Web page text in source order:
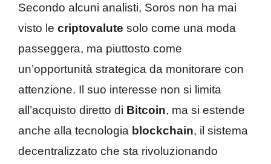
Secondo alcuni analisti, Soros non ha mai
visto le criptovalute solo come una moda
passeggera, ma piuttosto come
un’opportunità strategica da monitorare con
attenzione. Il suo interesse non si limita
all’acquisto diretto di Bitcoin, ma si estende
anche alla tecnologia blockchain, il sistema
decentralizzato che sta rivoluzionando